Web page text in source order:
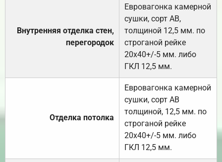
Внутренняя отделка стен,
перегородок
Евровагонка камерной
сушки, сорт АВ,
толщиной 12,5 мм. по
строганой рейке
20х40+/-5 мм. либо
ГКЛ 12,5 мм.
Отделка потолка
Евровагонка камерной
сушки, сорт АВ
толщиной, 12,5 мм. по
строганой рейке
20х40+/-5 мм. либо
ГКЛ 12,5 мм.